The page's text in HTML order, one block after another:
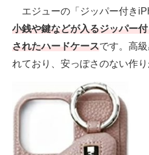
エジューの「ジッパー付き
小銭や鍵などが入るジッパー
されたハードケースです。高
れており、安っぽさのない作り